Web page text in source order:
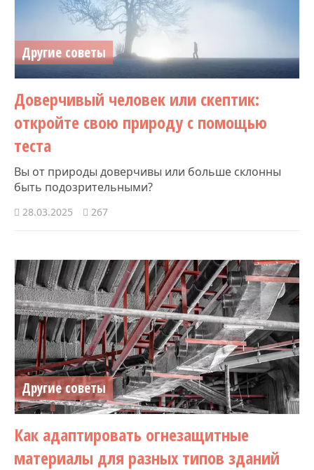
Другие советы
Доверчивый человек или скептик:
откройте свою природу с помощью
теста
Вы от природы доверчивы или больше склонны
быть подозрительными?
28.03.2025 267
Другие советы
Как адаптировать огнезащитные
материалы для разных типов зданий